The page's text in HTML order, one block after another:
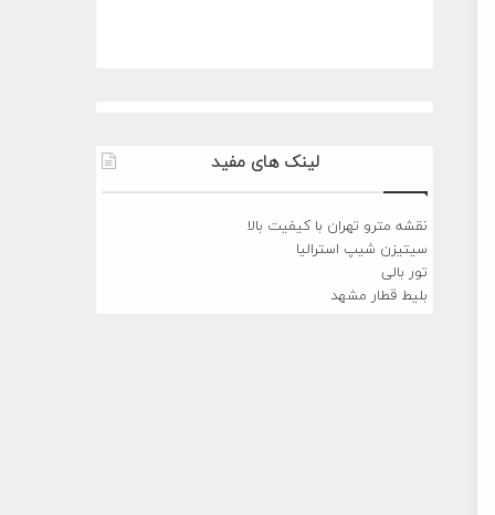
لینک های مفید
نقشه مترو تهران با کیفیت بالا
سیتیزن شیپ استرالیا
تور بالی
بلیط قطار مشهد